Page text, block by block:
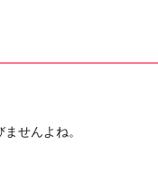
せんよね。